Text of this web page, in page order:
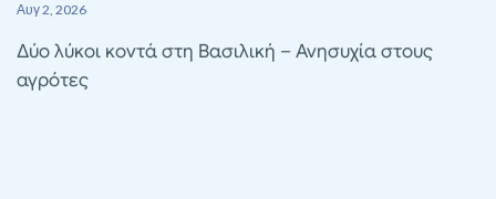
Αυγ 2, 2026
Δύο λύκοι κοντά στη Βασιλική – Ανησυχία στους
αγρότες